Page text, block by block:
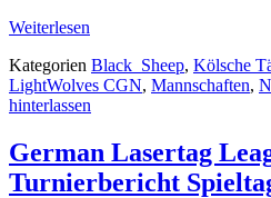
Weiterlesen
Kategorien Black_Sheep, Kölsche
LightWolves CGN, Mannschaften,
hinterlassen
German Lasertag
Turnierbericht